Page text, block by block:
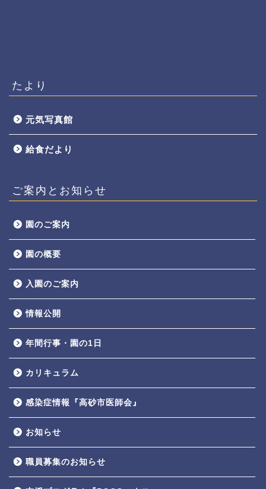
たより
元気写真館
給食だより
ご案内とお知らせ
園のご案内
園の概要
入園のご案内
情報公開
年間行事・園の1日
カリキュラム
感染症情報『高砂市医師会』
お知らせ
職員募集のお知らせ